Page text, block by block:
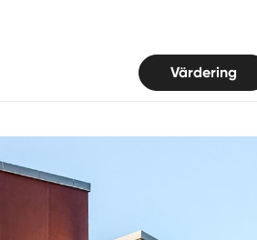
Värdering